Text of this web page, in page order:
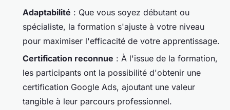
Adaptabilité : Que vous soyez débutant ou
spécialiste, la formation s'ajuste à votre niveau
pour maximiser l'efficacité de votre apprentissage.
Certification reconnue : À l'issue de la formation,
les participants ont la possibilité d'obtenir une
certification Google Ads, ajoutant une valeur
tangible à leur parcours professionnel.